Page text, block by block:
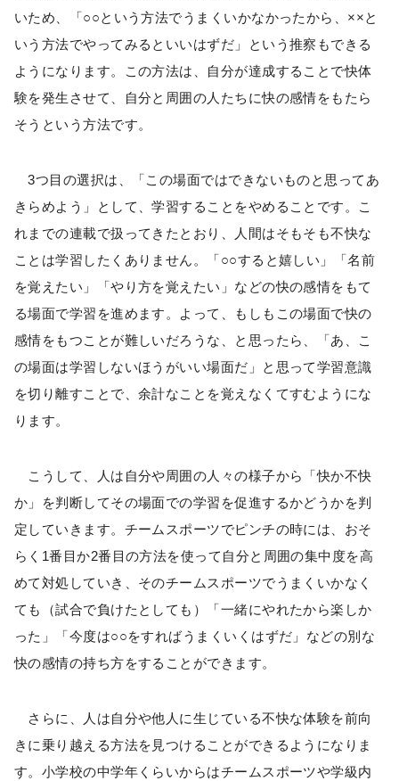
いため、「○○という方法でうまくいかなかったから、××と
いう方法でやってみるといいはずだ」という推察もできる
ようになります。この方法は、自分が達成することで快体
験を発生させて、自分と周囲の人たちに快の感情をもたら
そうという方法です。
3つ目の選択は、「この場面ではできないものと思ってあ
きらめよう」として、学習することをやめることです。こ
れまでの連載で扱ってきたとおり、人間はそもそも不快な
ことは学習したくありません。「○○すると嬉しい」「名前
を覚えたい」「やり方を覚えたい」などの快の感情をもて
る場面で学習を進めます。よって、もしもこの場面で快の
感情をもつことが難しいだろうな、と思ったら、「あ、こ
の場面は学習しないほうがいい場面だ」と思って学習意識
を切り離すことで、余計なことを覚えなくてすむようにな
ります。
こうして、人は自分や周囲の人々の様子から「快か不快
か」を判断してその場面での学習を促進するかどうかを判
定していきます。チームスポーツでピンチの時には、おそ
らく1番目か2番目の方法を使って自分と周囲の集中度を高
めて対処していき、そのチームスポーツでうまくいかなく
ても（試合で負けたとしても）「一緒にやれたから楽しか
った」「今度は○○をすればうまくいくはずだ」などの別な
快の感情の持ち方をすることができます。
さらに、人は自分や他人に生じている不快な体験を前向
きに乗り越える方法を見つけることができるようになりま
す。小学校の中学年くらいからはチームスポーツや学級内